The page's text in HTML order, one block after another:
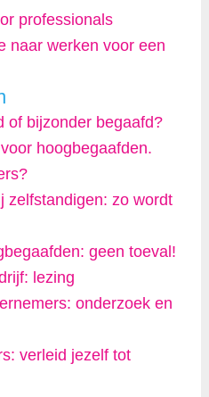
professionals
naar werken voor een
of bijzonder begaafd?
hoogbegaafden.
zelfstandigen: zo wordt
geen toeval!
lezing
onderzoek en
verleid jezelf tot